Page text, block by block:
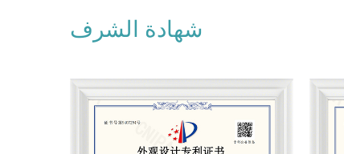
شهادة الشرف